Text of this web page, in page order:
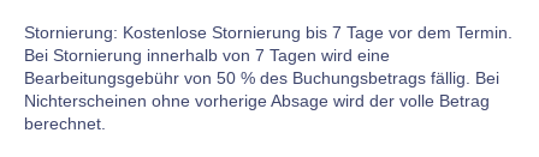
Stornierung: Kostenlose Stornierung bis 7 Tage vor dem Termin.
Bei Stornierung innerhalb von 7 Tagen wird eine
Bearbeitungsgebühr von 50 % des Buchungsbetrags fällig. Bei
Nichterscheinen ohne vorherige Absage wird der volle Betrag
berechnet.